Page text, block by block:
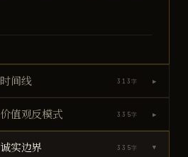
时间线 313字 ▶
价值观反模式 335字 ▶
诚实边界 335字 ▶